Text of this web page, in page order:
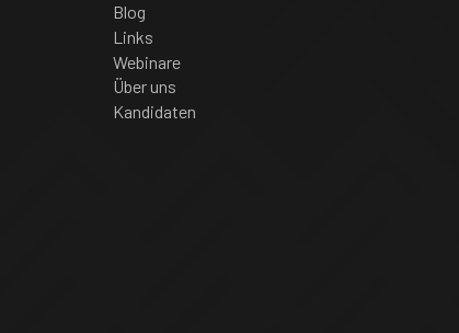
Blog
Links
Webinare
Über uns
Kandidaten